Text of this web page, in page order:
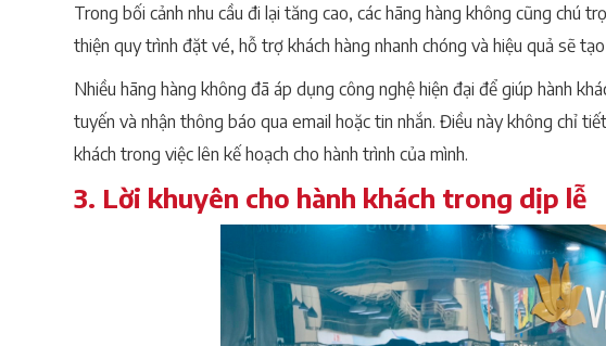
Trong bối cảnh nhu cầu đi lại tăng cao, các hãng hàng không cũng chú
thiện quy trình đặt vé, hỗ trợ khách hàng nhanh chóng và hiệu quả sẽ
Nhiều hãng hàng không đã áp dụng công nghệ hiện đại để giúp hành
tuyến và nhận thông báo qua email hoặc tin nhắn. Điều này không chỉ
khách trong việc lên kế hoạch cho hành trình của mình.
3. Lời khuyên cho hành khách trong dịp lễ